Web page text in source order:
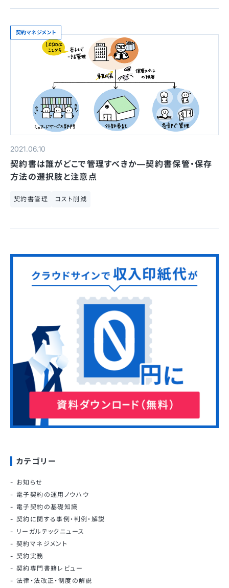
契約マネジメント
2021.06.10
契約書は誰がどこで管理すべきか—契約書保管・保存
方法の選択肢と注意点
契約書管理 コスト削減
カテゴリー
お知らせ
電子契約の運用ノウハウ
電子契約の基礎知識
契約に関する事例・判例・解説
リーガルテックニュース
契約マネジメント
契約実務
契約専門書籍レビュー
法律・法改正・制度の解説